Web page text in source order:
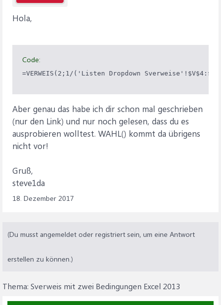
Hola,
Code:
Aber genau das habe ich dir schon mal geschrieben
(nur den Link) und nur noch gelesen, dass du es
ausprobieren wolltest. WAHL() kommt da übrigens
nicht vor!
Gruß,
steve1da
18. Dezember 2017
(Du musst angemeldet oder registriert sein, um eine Antwort
erstellen zu können.)
Thema: Sverweis mit zwei Bedingungen Excel 2013